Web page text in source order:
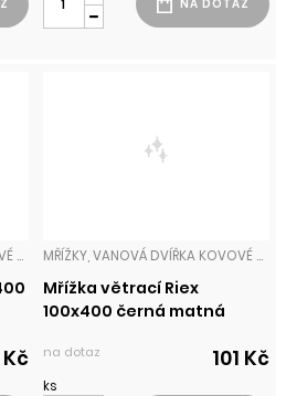
MŘÍŽKY, VANOVÁ DVÍŘKA KOVOVÉ MŘÍŽKY MŘÍŽKY, VANOVÁ DVÍŘKA KOVOVÉ MŘÍŽKY
Mřížka větrací Riex
100x400 černá matná
na dotaz 101 Kč
ks